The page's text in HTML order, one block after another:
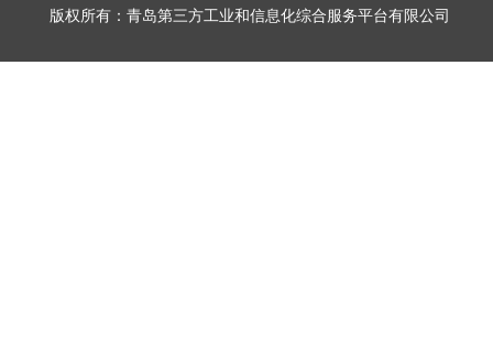
版权所有：青岛第三方工业和信息化综合服务平台有